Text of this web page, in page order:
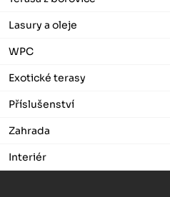
Lasury a oleje
WPC
Exotické terasy
Příslušenství
Zahrada
Interiér